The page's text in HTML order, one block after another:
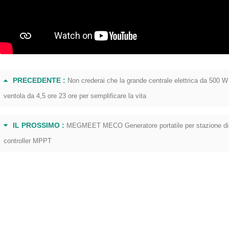
2023-03-17 18:19:29
i marchi: perché scegliere
correttamente l'inverter solare
PRECEDENTE : Non crederai che la grande centrale elettrica da 500
ventola da 4,5 ore 23 ore per semplificare la vita
IL PROSSIMO : MEGMEET MECO Generatore portatile per stazione
controller MPPT